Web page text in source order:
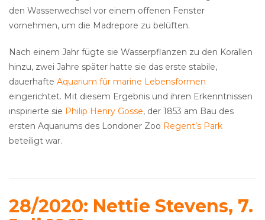
den Wasserwechsel vor einem offenen Fenster
vornehmen, um die Madrepore zu belüften.
Nach einem Jahr fügte sie Wasserpflanzen zu den Korallen
hinzu, zwei Jahre später hatte sie das erste stabile,
dauerhafte Aquarium für marine Lebensformen
eingerichtet. Mit diesem Ergebnis und ihren Erkenntnissen
inspirierte sie Philip Henry Gosse, der 1853 am Bau des
ersten Aquariums des Londoner Zoo Regent’s Park
beteiligt war.
28/2020: Nettie Stevens, 7.